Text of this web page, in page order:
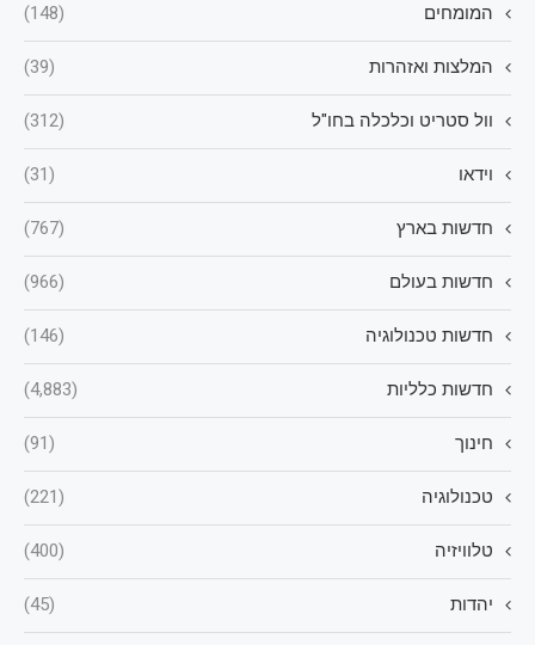
המומחים (148)
המלצות ואזהרות (39)
וול סטריט וכלכלה בחו"ל (312)
וידאו (31)
חדשות בארץ (767)
חדשות בעולם (966)
חדשות טכנולוגיה (146)
חדשות כלליות (4,883)
חינוך (91)
טכנולוגיה (221)
טלוויזיה (400)
יהדות (45)